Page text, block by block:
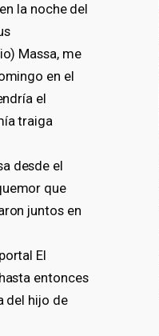
la noche del
Massa, me
en el
el
traiga
desde el
que
juntos en
El
entonces
del hijo de